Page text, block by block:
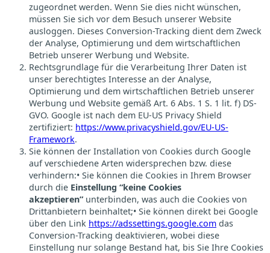
zugeordnet werden. Wenn Sie dies nicht wünschen,
müssen Sie sich vor dem Besuch unserer Website
ausloggen. Dieses Conversion-Tracking dient dem Zweck
der Analyse, Optimierung und dem wirtschaftlichen
Betrieb unserer Werbung und Website.
Rechtsgrundlage für die Verarbeitung Ihrer Daten ist
unser berechtigtes Interesse an der Analyse,
Optimierung und dem wirtschaftlichen Betrieb unserer
Werbung und Website gemäß Art. 6 Abs. 1 S. 1 lit. f) DS-
GVO. Google ist nach dem EU-US Privacy Shield
zertifiziert: https://www.privacyshield.gov/EU-US-
Framework.
Sie können der Installation von Cookies durch Google
auf verschiedene Arten widersprechen bzw. diese
verhindern:• Sie können die Cookies in Ihrem Browser
durch die Einstellung “keine Cookies
akzeptieren” unterbinden, was auch die Cookies von
Drittanbietern beinhaltet;• Sie können direkt bei Google
über den Link https://adssettings.google.com das
Conversion-Tracking deaktivieren, wobei diese
Einstellung nur solange Bestand hat, bis Sie Ihre Cookies